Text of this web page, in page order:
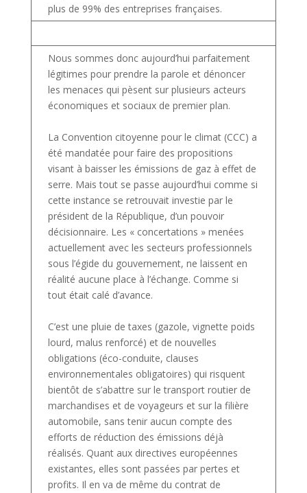
plus de 99% des entreprises françaises.
Nous sommes donc aujourd’hui parfaitement
légitimes pour prendre la parole et dénoncer
les menaces qui pèsent sur plusieurs acteurs
économiques et sociaux de premier plan.
La Convention citoyenne pour le climat (CCC) a
été mandatée pour faire des propositions
visant à baisser les émissions de gaz à effet de
serre. Mais tout se passe aujourd’hui comme si
cette instance se retrouvait investie par le
président de la République, d’un pouvoir
décisionnaire. Les « concertations » menées
actuellement avec les secteurs professionnels
sous l’égide du gouvernement, ne laissent en
réalité aucune place à l’échange. Comme si
tout était calé d’avance.
C’est une pluie de taxes (gazole, vignette poids
lourd, malus renforcé) et de nouvelles
obligations (éco-conduite, clauses
environnementales obligatoires) qui risquent
bientôt de s’abattre sur le transport routier de
marchandises et de voyageurs et sur la filière
automobile, sans tenir aucun compte des
efforts de réduction des émissions déjà
réalisés. Quant aux directives européennes
existantes, elles sont passées par pertes et
profits. Il en va de même du contrat de